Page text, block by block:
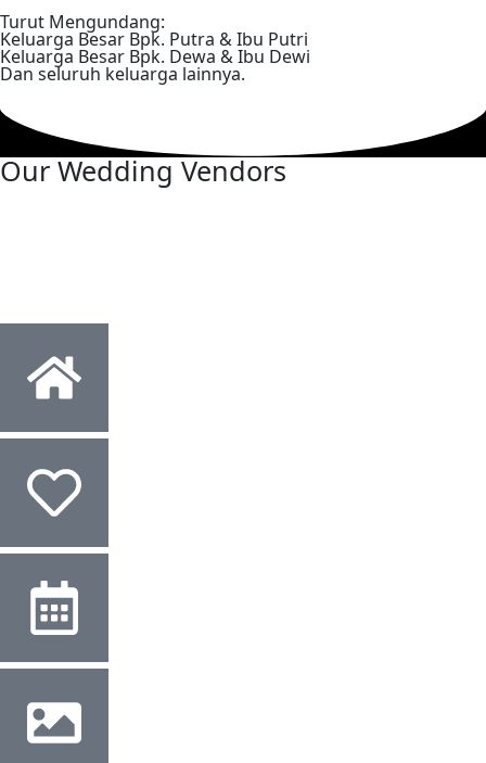
Turut Mengundang:
Keluarga Besar Bpk. Putra & Ibu Putri
Keluarga Besar Bpk. Dewa & Ibu Dewi
Dan seluruh keluarga lainnya.
Our Wedding Vendors